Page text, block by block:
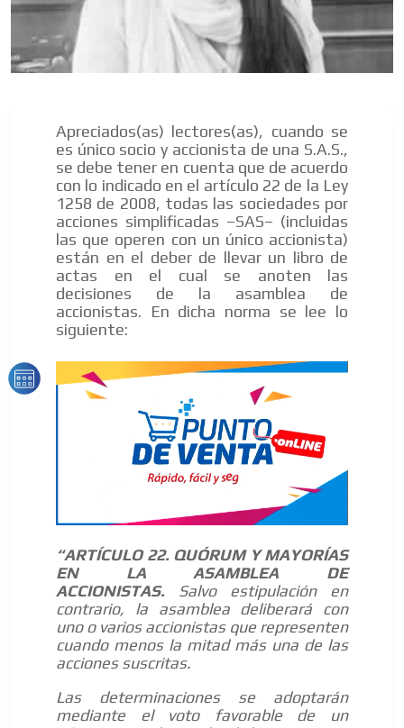
Apreciados(as) lectores(as), cuando se
es único socio y accionista de una S.A.S.,
se debe tener en cuenta que de acuerdo
con lo indicado en el artículo 22 de la Ley
1258 de 2008, todas las sociedades por
acciones simplificadas –SAS– (incluidas
las que operen con un único accionista)
están en el deber de llevar un libro de
actas en el cual se anoten las
decisiones de la asamblea de
accionistas. En dicha norma se lee lo
siguiente:
“ARTÍCULO 22. QUÓRUM Y MAYORÍAS
EN LA ASAMBLEA DE
ACCIONISTAS. Salvo estipulación en
contrario, la asamblea deliberará con
uno o varios accionistas que representen
cuando menos la mitad más una de las
acciones suscritas.
Las determinaciones se adoptarán
mediante el voto favorable de un